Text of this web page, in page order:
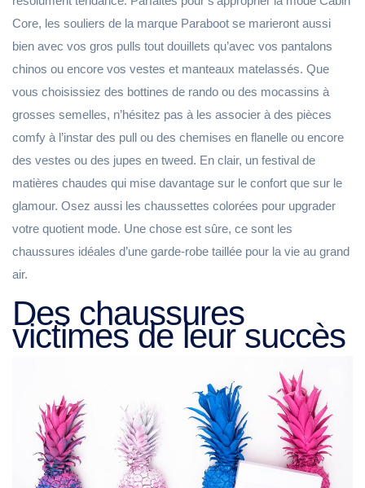
Core, les souliers de la marque Paraboot se marieront aussi
bien avec vos gros pulls tout douillets qu’avec vos pantalons
chinos ou encore vos vestes et manteaux matelassés. Que
vous choisissiez des bottines de rando ou des mocassins à
grosses semelles, n’hésitez pas à les associer à des pièces
comfy à l’instar des pull ou des chemises en flanelle ou encore
des vestes ou des jupes en tweed. En clair, un festival de
matières chaudes qui mise davantage sur le confort que sur le
glamour. Osez aussi les chaussettes colorées pour upgrader
votre quotient mode. Une chose est sûre, ce sont les
chaussures idéales d’une garde-robe taillée pour la vie au grand
air.
Des chaussures
victimes de leur succès